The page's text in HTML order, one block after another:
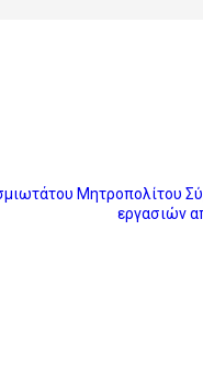
Μητροπολίτου
εργασιών